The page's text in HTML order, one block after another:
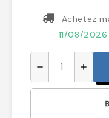
Achetez
11/08/2026
remove add